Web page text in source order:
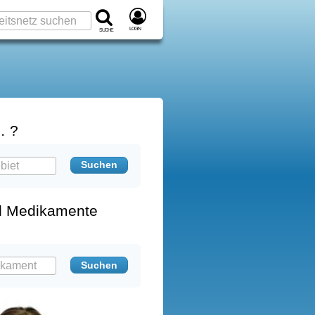
Suche Login
?
Medikamente